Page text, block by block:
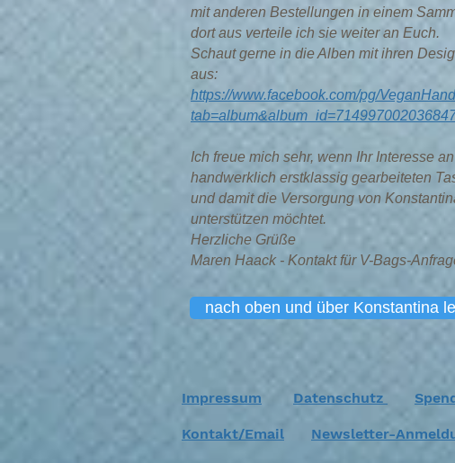
mit anderen Bestellungen in einem
dort aus verteile ich sie weiter an Euch.
Schaut gerne in die Alben mit ihren
aus:
https://www.facebook.com/pg/
Ich freue mich sehr, wenn Ihr Interesse
handwerklich erstklassig gearbeiteten
und damit die Versorgung von
unterstützen möchtet.
Herzliche Grüße
Maren Haack - Kontakt für V-Bags-
nach oben und über Konstantina
Impressum Datenschutz
Kontakt/Email Newsletter-